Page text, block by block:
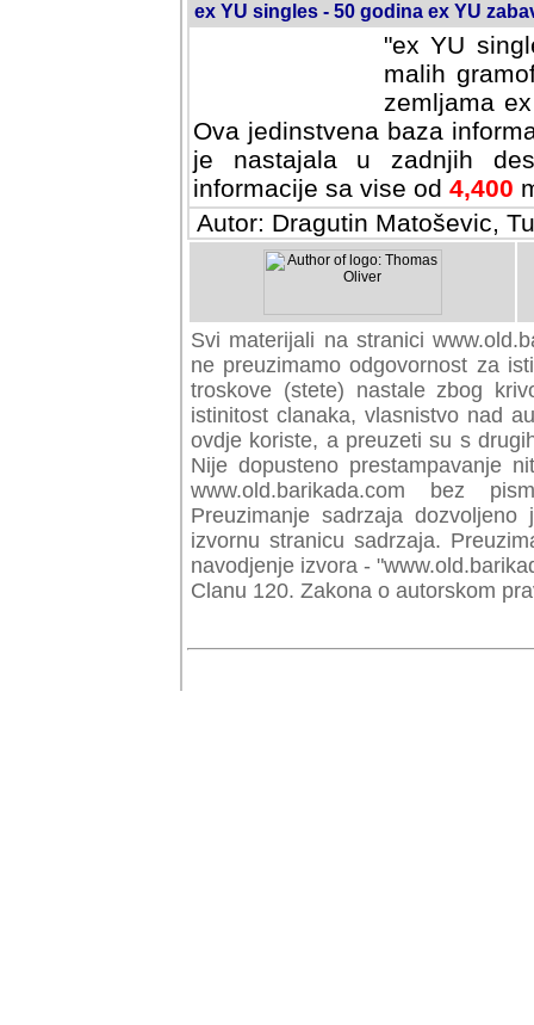
ex YU singles - 50 godina ex YU
"ex YU
malih
zemljama
Ova jedinstvena baza
je nastajala u zadnjih
informacije sa vise od 4,400
Autor: Dragutin Matoševic,
Svi materijali na stranici
preuzimamo odgovornost za
troskove (stete) nastale zbog
istinitost clanaka, vlasnistvo nad
ovdje koriste, a preuzeti su s
Nije dopusteno prestampavanje
www.old.barikada.com bez
Preuzimanje sadrzaja
izvornu stranicu sadrzaja.
navodjenje izvora -
Clanu 120. Zakona o autorskom